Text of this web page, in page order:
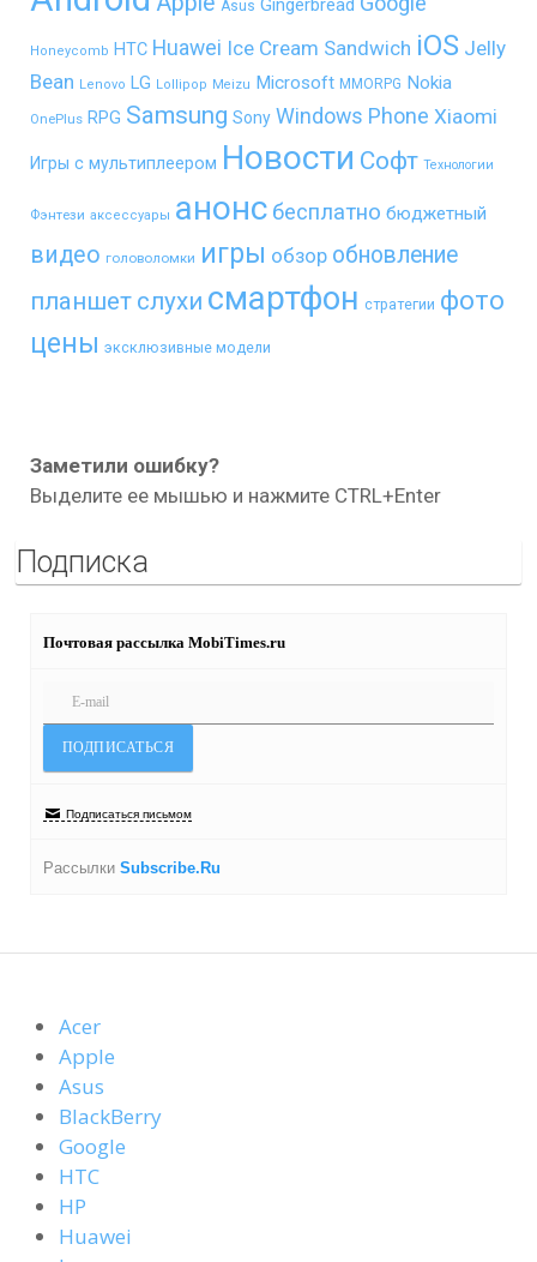
Asus Gingerbread
Honeycomb HTC Huawei Ice Cream Sandwich iOS Jelly
Bean Lenovo LG Lollipop Meizu Microsoft MMORPG Nokia
OnePlus RPG Samsung Sony Windows Phone Xiaomi
Игры с мультиплеером Новости Софт Технологии
Фэнтези аксессуары анонс бесплатно бюджетный
видео головоломки игры обзор обновление
планшет слухи смартфон стратегии фото
цены эксклюзивные модели
Заметили ошибку?
Выделите ее мышью и нажмите CTRL+Enter
Подписка
Почтовая рассылка MobiTimes.ru
Подписаться письмом
Рассылки Subscribe.Ru
Acer
Apple
Asus
BlackBerry
Google
HTC
HP
Huawei